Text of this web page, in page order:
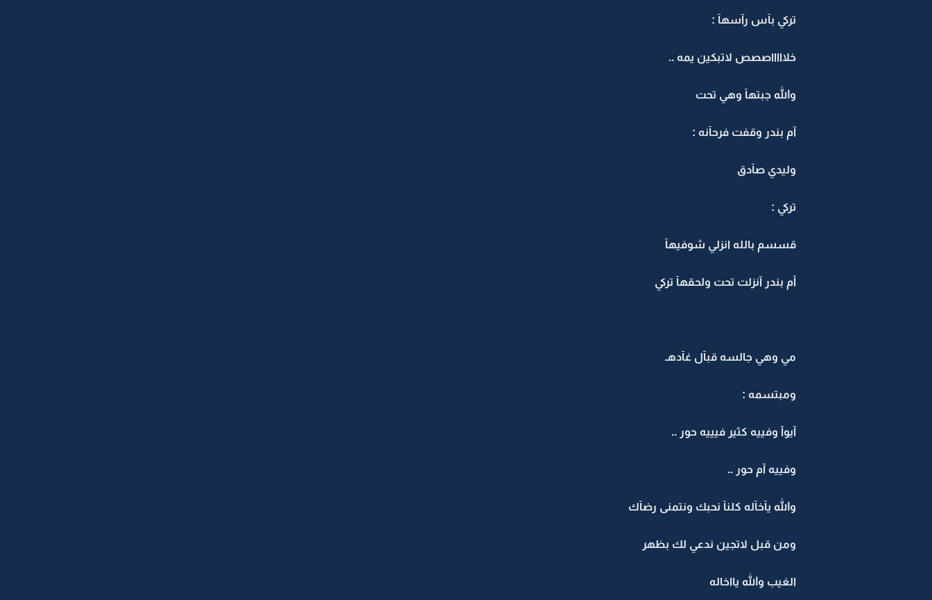
تركي بآس رآسهآ :
خلاااااصصص لاتبكين يمه ..
والله جبتهآ وهي تحت
آم بندر وقفت فرحآنه :
وليدي صآدق
تركي :
قسسم بالله انزلي شوفيهآ
أم بندر آنزلت تحت ولحقهآ تركي
مي وهي جالسه قبآل غآدهـ
ومبتسمه :
آيوآ وفييه كثير فيييه حور ..
وفييه آم حور ..
والله يآخآله كلنآ نحبك ونتمنى رضآك
ومن قبل لاتجين ندعي لك بظهر
الغيب والله يااخاله